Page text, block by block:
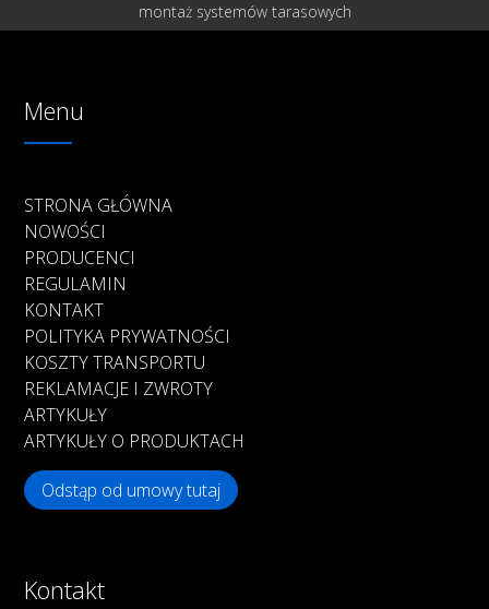
montaż systemów tarasowych
Menu
STRONA GŁÓWNA
NOWOŚCI
PRODUCENCI
REGULAMIN
KONTAKT
POLITYKA PRYWATNOŚCI
KOSZTY TRANSPORTU
REKLAMACJE I ZWROTY
ARTYKUŁY
ARTYKUŁY O PRODUKTACH
Odstąp od umowy tutaj
Kontakt